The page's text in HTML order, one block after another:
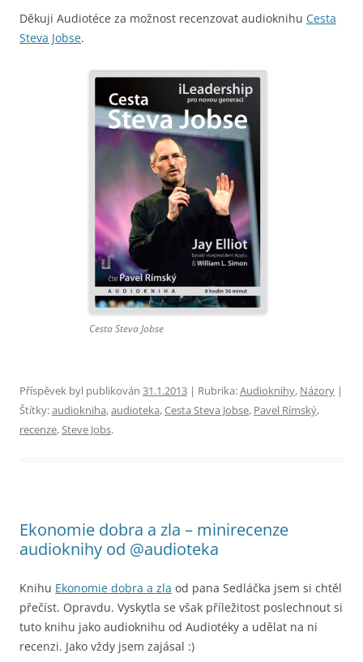
Děkuji Audiotéce za možnost recenzovat audioknihu Cesta
Steva Jobse.
Cesta Steva Jobse
Příspěvek byl publikován 31.1.2013 | Rubrika:Audioknihy, Názory |
Štítky:audiokniha,audioteka,Cesta Steva Jobse, Pavel Rímský,
recenze,Steve Jobs.
Ekonomie dobra a zla – minirecenze
audioknihy od @audioteka
Knihu Ekonomie dobra a zla od pana Sedláčka jsem si chtěl
přečíst. Opravdu. Vyskytla se však příležitost poslechnout si
tuto knihu jako audioknihu od Audiotéky a udělat na ni
recenzi. Jako vždy jsem zajásal :)